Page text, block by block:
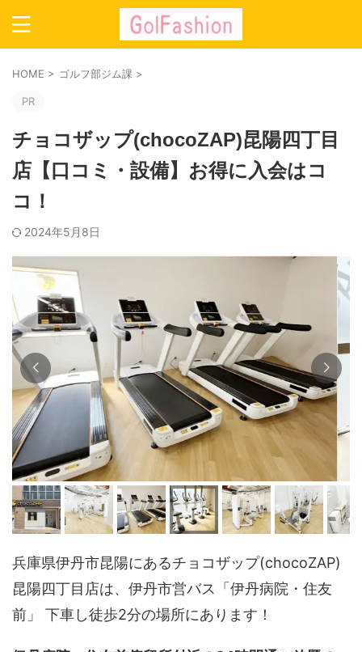
HOME > ゴルフ部ジム課 >
PR
チョコザップ(chocoZAP)昆陽四丁目
店【口コミ・設備】お得に入会はコ
コ！
2024年5月8日
兵庫県伊丹市昆陽にあるチョコザップ(chocoZAP)
昆陽四丁目店は、伊丹市営バス「伊丹病院・住友
前」 下車し徒歩2分の場所にあります！